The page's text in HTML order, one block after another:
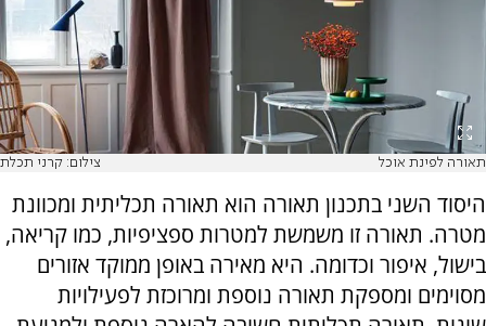
תאורה לפינת אוכל צילום: קרני תכלת
היסוד השני בתכנון תאורה הוא תאורה תכליתית ומכוונת
מטרה. תאורה זו משמשת למטרות ספציפיות, כמו קריאה,
בישול, איפור וכדומה. היא מאירה באופן ממוקד אזורים
מסוימים ומספקת תאורה נוספת ומרוכזת לפעילויות